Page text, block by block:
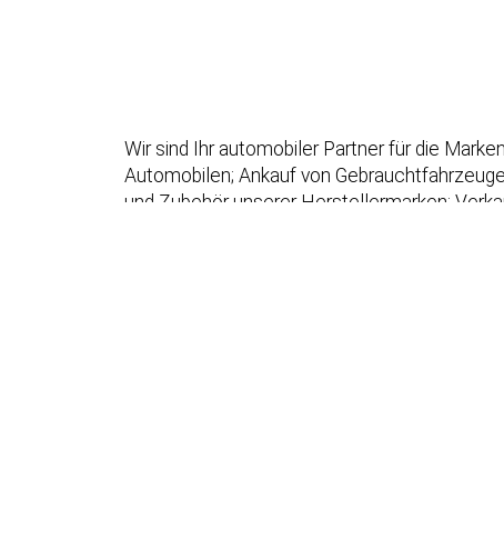
Wir sind Ihr automobiler Partner für die
Automobilen; Ankauf von
und Zubehör unserer Herstellermarken;